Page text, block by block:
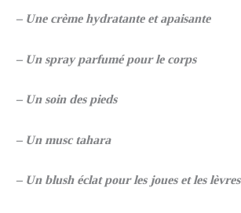
– Une crème hydratante et apaisante
– Un spray parfumé pour le corps
– Un soin des pieds
– Un musc tahara
– Un blush éclat pour les joues et les lèvres